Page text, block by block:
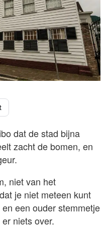
dat de stad bijna
zacht de bomen, en
niet van het
je niet meteen kunt
een ouder stemmetje
niets over.